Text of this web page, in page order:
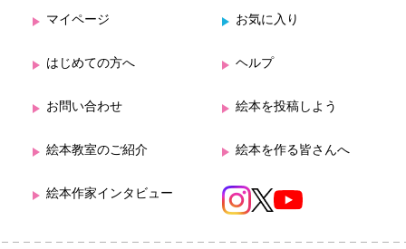
マイページ お気に入り
はじめての方へ ヘルプ
お問い合わせ 絵本を投稿しよう
絵本教室のご紹介 絵本を作る皆さんへ
絵本作家インタビュー